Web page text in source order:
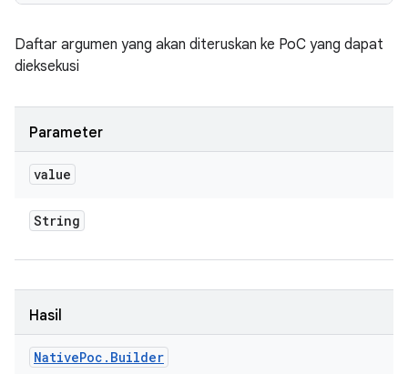
Daftar argumen yang akan diteruskan ke PoC yang dapat
dieksekusi
Parameter
value
String
Hasil
NativePoc . Builder